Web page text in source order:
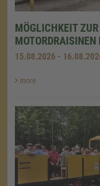
MÖGLICHKEIT
15.08.2026 -
more